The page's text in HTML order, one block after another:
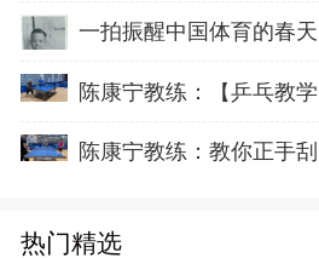
陈康宁教练：【乒乓教
陈康宁教练：教你正手刮
热门精选